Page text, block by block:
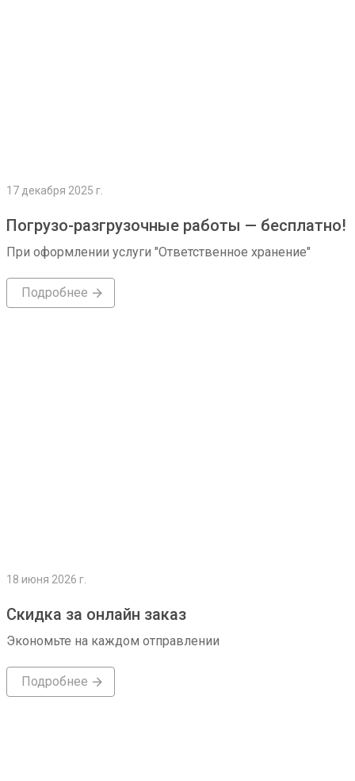
17 декабря 2025 г.
Погрузо-разгрузочные работы — бесплатно!
При оформлении услуги "Ответственное хранение"
Подробнее
18 июня 2026 г.
Скидка за онлайн заказ
Экономьте на каждом отправлении
Подробнее